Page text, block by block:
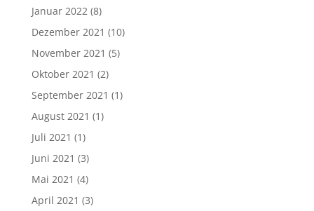
Januar 2022(8)
Dezember 2021 (10)
November 2021 (5)
Oktober 2021 (2)
September 2021 (1)
August 2021 (1)
Juli 2021 (1)
Juni 2021 (3)
Mai 2021 (4)
April 2021 (3)